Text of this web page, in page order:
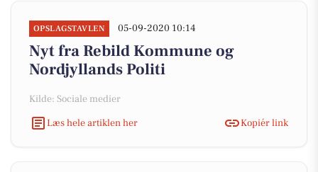
OPSLAGSTAVLEN 05-09-2020 10:14
Nyt fra Rebild Kommune og
Nordjyllands Politi
Kilde: Sociale medier
Læs hele artiklen her
Kopiér link